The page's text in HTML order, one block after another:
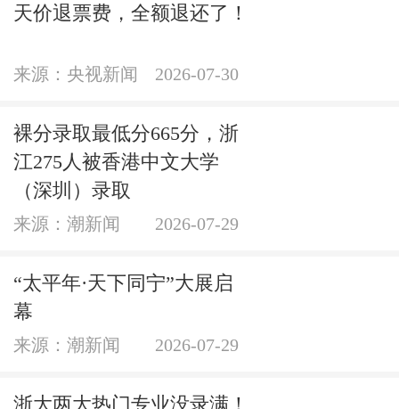
天价退票费，全额退还了！
来源：央视新闻 2026-07-30
裸分录取最低分665分，浙
江275人被香港中文大学
（深圳）录取
来源：潮新闻 2026-07-29
“太平年·天下同宁”大展启
幕
来源：潮新闻 2026-07-29
浙大两大热门专业没录满！